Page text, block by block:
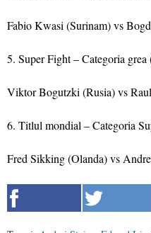
Fabio Kwasi (Surinam) vs
5. Super Fight – Categoria
Viktor Bogutzki (Rusia) vs
6. Titlul mondial – Categoria
Fred Sikking (Olanda) vs